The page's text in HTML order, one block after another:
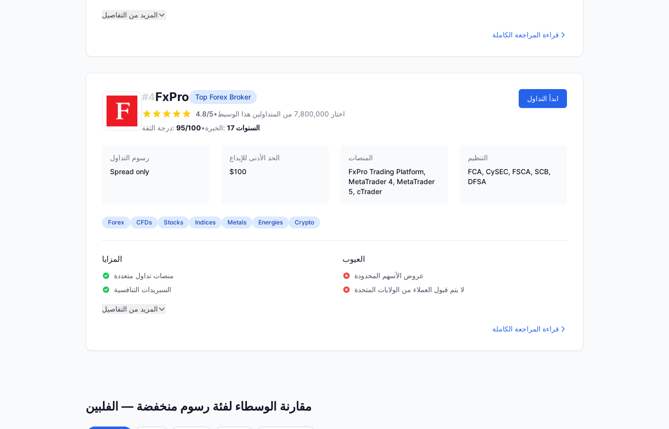
المزيد من التفاصيل
قراءة المراجعة الكاملة
#4FxPro
Top Forex Broker
4.8/5•
اختار 7,800,000 من المتداولين هذا الوسيط
درجة الثقة: 95/100• الخبرة: 17 السنوات
ابدأ التداول
رسوم التداول
Spread only
الحد الأدنى للإيداع
$100
المنصات
FxPro Trading Platform,
MetaTrader 4, MetaTrader
5, cTrader
التنظيم
FCA, CySEC, FSCA, SCB,
DFSA
Forex CFDs Stocks Indices Metals Energies Crypto
المزايا
منصات تداول متعددة
السبريدات التنافسية
العيوب
عروض الأسهم المحدودة
لا يتم قبول العملاء من الولايات المتحدة
المزيد من التفاصيل
قراءة المراجعة الكاملة
مقارنة الوسطاء لفئة رسوم منخفضة — الفلبين